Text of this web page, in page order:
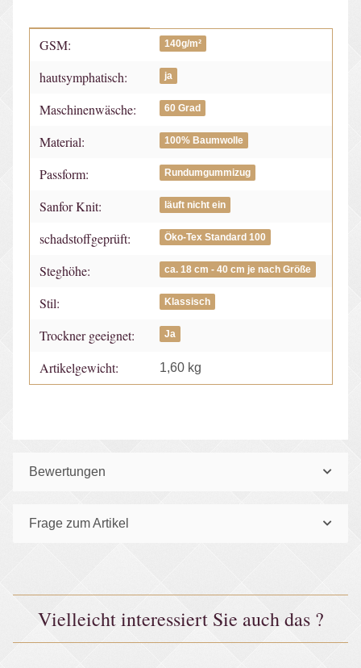
Produkteigenschaft
Wert
GSM: 140g/m²
hautsymphatisch: ja
Maschinenwäsche: 60 Grad
Material: 100% Baumwolle
Passform: Rundumgummizug
Sanfor Knit: läuft nicht ein
schadstoffgeprüft: Öko-Tex Standard 100
Steghöhe: ca. 18 cm - 40 cm je nach Größe
Stil: Klassisch
Trockner geeignet: Ja
Artikelgewicht: 1,60 kg
Bewertungen
Frage zum Artikel
Vielleicht interessiert Sie auch das ?